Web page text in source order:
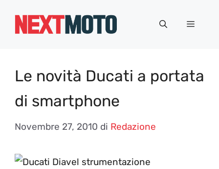
Menu
Le novità Ducati a portata
di smartphone
Novembre 27, 2010 di Redazione